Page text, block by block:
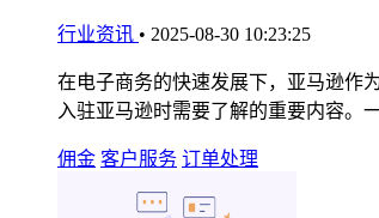
行业资讯 • 2025-08-30 10:23:25
在电子商务的快速发展下，亚马逊作
入驻亚马逊时需要了解的重要内容。
佣金 客户服务 订单处理